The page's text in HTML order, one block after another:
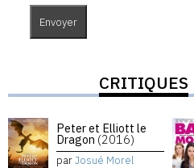
CRITIQUES
Peter et Elliott le
Dragon (2016)
parJosué Morel